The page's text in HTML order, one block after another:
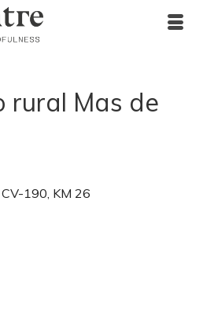
rural Mas de
190, KM 26